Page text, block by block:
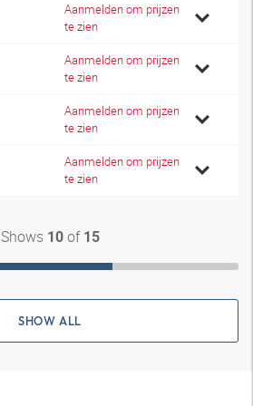
Aanmelden om prijzen
te zien
Aanmelden om prijzen
te zien
Aanmelden om prijzen
te zien
Aanmelden om prijzen
te zien
Shows 10of 15
SHOW ALL